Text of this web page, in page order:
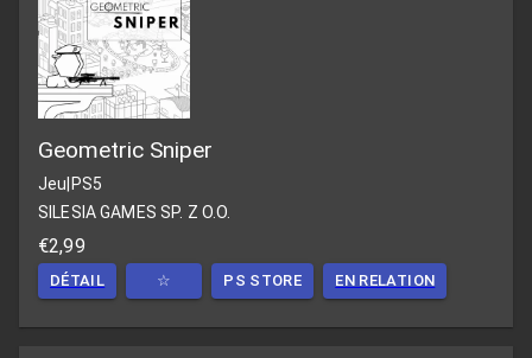
Geometric Sniper
Jeu|PS5
SILESIA GAMES SP. Z O.O.
€2,99
DÉTAIL ☆ PS STORE EN RELATION